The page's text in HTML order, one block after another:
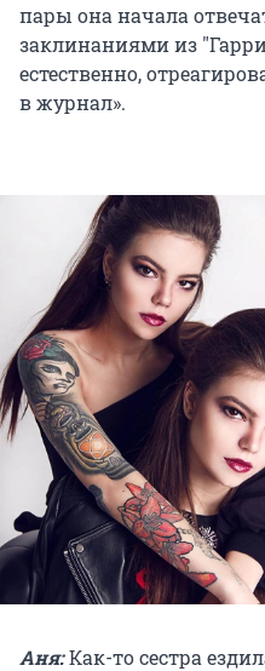
пары она начала
заклинаниями из
естественно,
в журнал».
Аня:Как-то сестра